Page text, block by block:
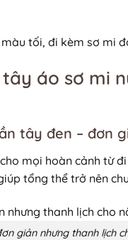
tối, đi kèm sơ mi
áo sơ mi
tây đen – đơn
mọi hoàn cảnh từ
tổng thể trở nên
giản nhưng thanh lịch